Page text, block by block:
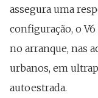
assegura uma
configuração, o
no arranque, nas
urbanos, em
autoestrada.